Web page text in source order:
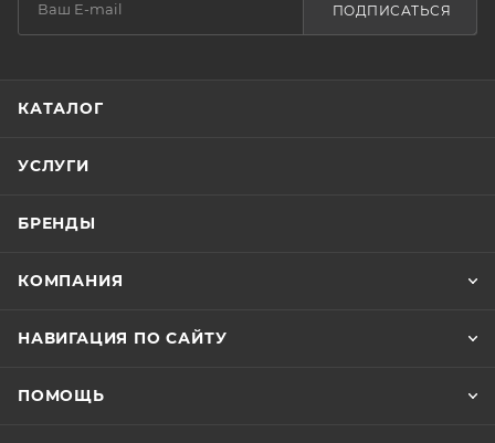
ПОДПИСАТЬСЯ
КАТАЛОГ
УСЛУГИ
БРЕНДЫ
КОМПАНИЯ
НАВИГАЦИЯ ПО САЙТУ
ПОМОЩЬ